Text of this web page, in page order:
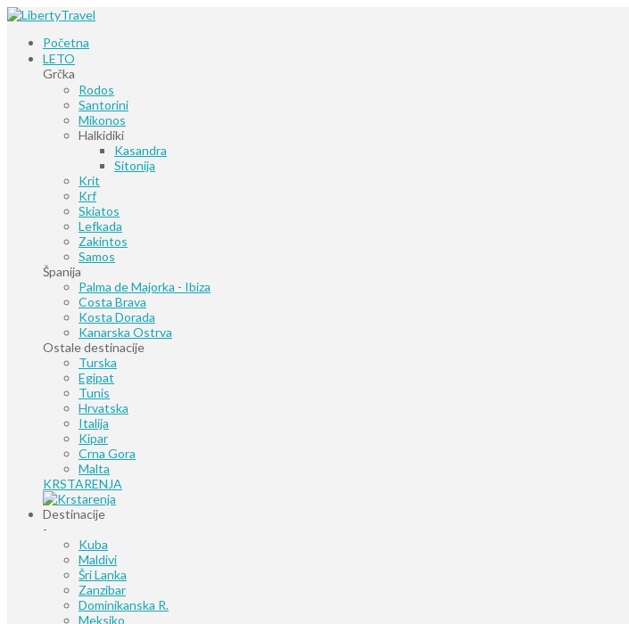
Početna
LETO
Grčka
Rodos
Santorini
Mikonos
Halkidiki
Kasandra
Sitonija
Krit
Krf
Skiatos
Lefkada
Zakintos
Samos
Španija
Palma de Majorka - Ibiza
Costa Brava
Kosta Dorada
Kanarska Ostrva
Ostale destinacije
Turska
Egipat
Tunis
Hrvatska
Italija
Kipar
Crna Gora
Malta
KRSTARENJA
Destinacije
-
Kuba
Maldivi
Šri Lanka
Zanzibar
Dominikanska R.
Meksiko